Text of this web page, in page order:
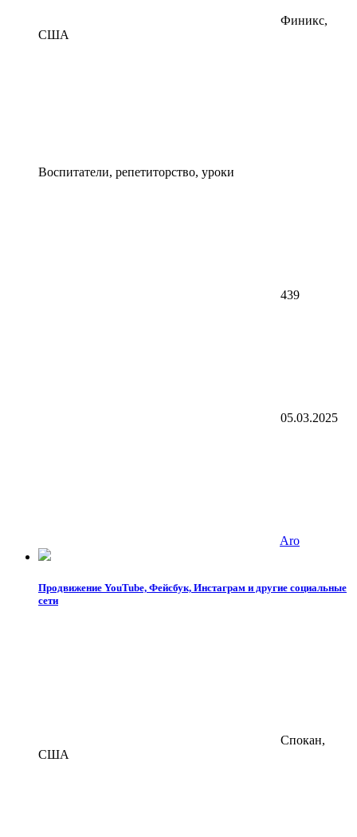
Финикс,
США
Воспитатели, репетиторство, уроки
439
05.03.2025
Aro
Продвижение YouTube, Фейсбук, Инстаграм и другие социальные
сети
Спокан,
США